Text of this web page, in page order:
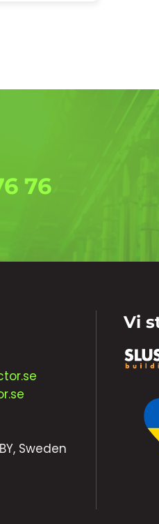
76
Sweden
Vi